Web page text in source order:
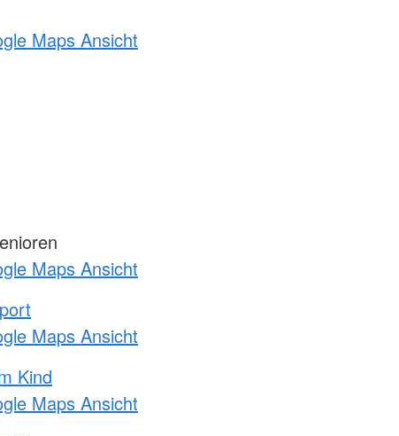
Maps Ansicht
Maps Ansicht
Maps Ansicht
Kind
Maps Ansicht